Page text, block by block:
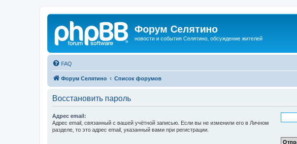
Форум Селятино
новости и события Селятино, обсуждение жителей
FAQ
Форум Селятино Список форумов
Восстановить пароль
Адрес email:
Адрес email, связанный с вашей учётной записью. Если вы не изменили его в Личном
разделе, то это адрес email, указанный вами при регистрации.